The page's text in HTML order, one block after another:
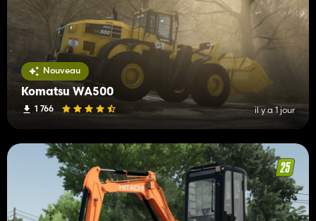
Nouveau
Komatsu WA500
1 766 il y a 1 jour